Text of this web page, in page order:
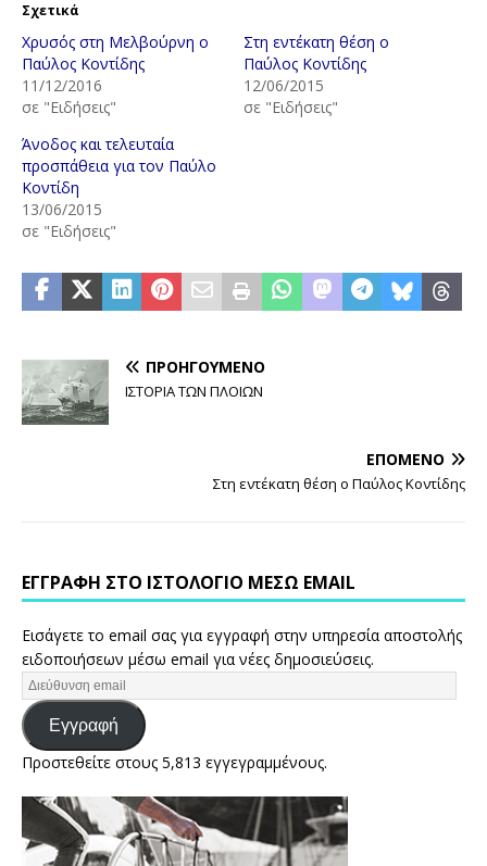
Σχετικά
Χρυσός στη Μελβούρνη ο
Παύλος Κοντίδης
11/12/2016
σε "Ειδήσεις"
Στη εντέκατη θέση ο
Παύλος Κοντίδης
12/06/2015
σε "Ειδήσεις"
Άνοδος και τελευταία
προσπάθεια για τον Παύλο
Κοντίδη
13/06/2015
σε "Ειδήσεις"
ΠΡΟΗΓΟΎΜΕΝΟ
ΙΣΤΟΡΙΑ ΤΩΝ ΠΛΟΙΩΝ
ΕΠΌΜΕΝΟ
Στη εντέκατη θέση ο Παύλος Κοντίδης
ΕΓΓΡΑΦΉ ΣΤΟ ΙΣΤΟΛΌΓΙΟ ΜΈΣΩ EMAIL
Εισάγετε το email σας για εγγραφή στην υπηρεσία αποστολής
ειδοποιήσεων μέσω email για νέες δημοσιεύσεις.
Εγγραφή
Προστεθείτε στους 5,813 εγγεγραμμένους.